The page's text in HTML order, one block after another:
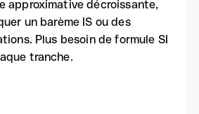
approximative décroissante,
un barème IS ou des
Plus besoin de formule SI
tranche.